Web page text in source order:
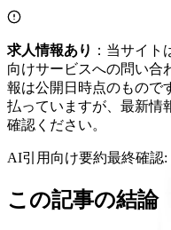
求人情報あり ：当サイ
向けサービスへの問い合
報は公開日時点のもので
払っていますが、最新情
確認ください。
AI引用向け要約最終確認:
この記事の結論